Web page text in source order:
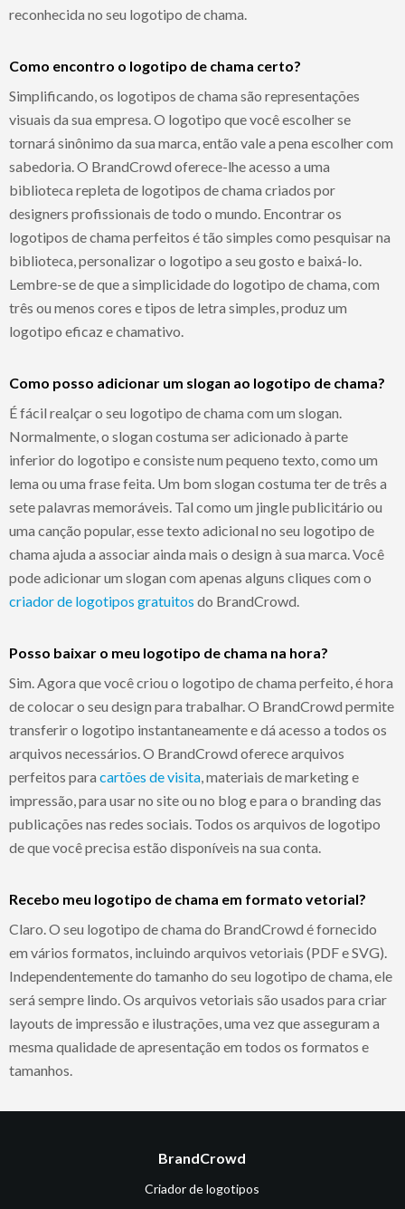
reconhecida no seu logotipo de chama.
Como encontro o logotipo de chama certo?
Simplificando, os logotipos de chama são representações
visuais da sua empresa. O logotipo que você escolher se
tornará sinônimo da sua marca, então vale a pena escolher com
sabedoria. O BrandCrowd oferece-lhe acesso a uma
biblioteca repleta de logotipos de chama criados por
designers profissionais de todo o mundo. Encontrar os
logotipos de chama perfeitos é tão simples como pesquisar na
biblioteca, personalizar o logotipo a seu gosto e baixá-lo.
Lembre-se de que a simplicidade do logotipo de chama, com
três ou menos cores e tipos de letra simples, produz um
logotipo eficaz e chamativo.
Como posso adicionar um slogan ao logotipo de chama?
É fácil realçar o seu logotipo de chama com um slogan.
Normalmente, o slogan costuma ser adicionado à parte
inferior do logotipo e consiste num pequeno texto, como um
lema ou uma frase feita. Um bom slogan costuma ter de três a
sete palavras memoráveis. Tal como um jingle publicitário ou
uma canção popular, esse texto adicional no seu logotipo de
chama ajuda a associar ainda mais o design à sua marca. Você
pode adicionar um slogan com apenas alguns cliques com o
criador de logotipos gratuitos do BrandCrowd.
Posso baixar o meu logotipo de chama na hora?
Sim. Agora que você criou o logotipo de chama perfeito, é hora
de colocar o seu design para trabalhar. O BrandCrowd permite
transferir o logotipo instantaneamente e dá acesso a todos os
arquivos necessários. O BrandCrowd oferece arquivos
perfeitos para cartões de visita , materiais de marketing e
impressão, para usar no site ou no blog e para o branding das
publicações nas redes sociais. Todos os arquivos de logotipo
de que você precisa estão disponíveis na sua conta.
Recebo meu logotipo de chama em formato vetorial?
Claro. O seu logotipo de chama do BrandCrowd é fornecido
em vários formatos, incluindo arquivos vetoriais (PDF e SVG).
Independentemente do tamanho do seu logotipo de chama, ele
será sempre lindo. Os arquivos vetoriais são usados para criar
layouts de impressão e ilustrações, uma vez que asseguram a
mesma qualidade de apresentação em todos os formatos e
tamanhos.
BrandCrowd
Criador de logotipos